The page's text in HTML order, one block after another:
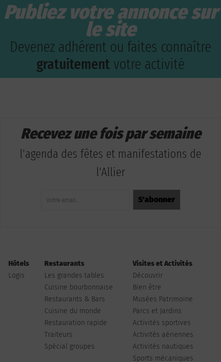
Publiez votre annonce sur
le site
Devenez adhérent ou faites connaître
gratuitement votre activité
Recevez une fois par semaine
l'agenda des fêtes et manifestations de
l'Allier
Hôtels
Logis
Restaurants
Les grandes tables
Cuisine bourbonnaise
Restaurants & Bars
Cuisine du monde
Restauration rapide
Traiteurs
Spécial groupes
Visites et Activités
Découvrir
Bien être
Musées Patrimoine
Parcs et Jardins
Activités sportives
Activités aériennes
Activités nautiques
Sports mécaniques